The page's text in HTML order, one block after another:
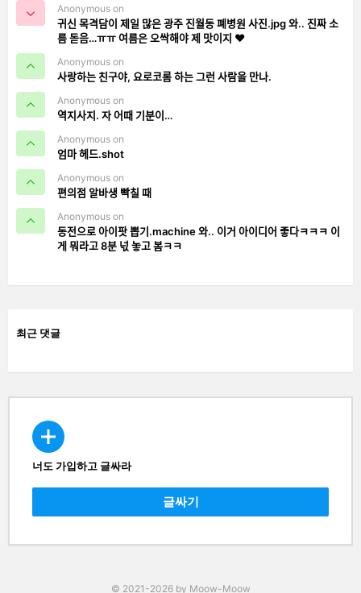
Anonymous on
귀신 목격담이 제일 많은 광주 진월동 폐병원 사진.jpg 와.. 진짜 소
름 돋음…ㅠㅠ 여름은 오싹해야 제 맛이지 ❤️
Anonymous on
사랑하는 친구야, 요로코롬 하는 그런 사람을 만나.
Anonymous on
역지사지. 자 어때 기분이…
Anonymous on
엄마 헤드.shot
Anonymous on
편의점 알바생 빡칠 때
Anonymous on
동전으로 아이팟 뽑기.machine 와.. 이거 아이디어 좋다ㅋㅋㅋ 이
게 뭐라고 8분 넋 놓고 봄ㅋㅋ
최근 댓글
CREATE
너도 가입하고 글싸라
글싸기
© 2021-2026 by Moow-Moow